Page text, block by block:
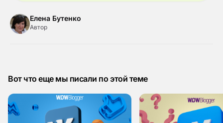
Елена Бутенко
Автор
Вот что еще мы писали по этой теме